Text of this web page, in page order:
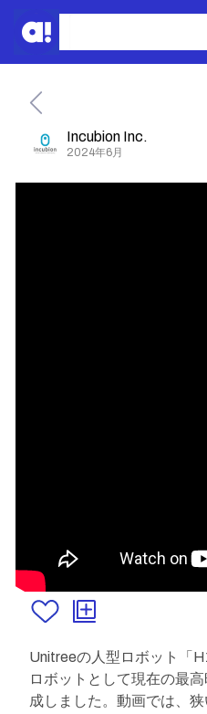
Incubion Inc.
2024年6月
Unitreeの人型ロボット「
ロボットとして現在の最
成しました。動画では、